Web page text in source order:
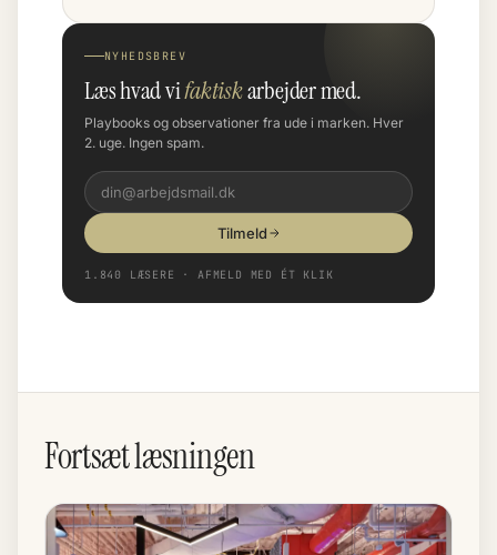
NYHEDSBREV
Læs hvad vifaktiskarbejder med.
Playbooks og observationer fra ude i marken. Hver
2. uge. Ingen spam.
Tilmeld
1.840 LÆSERE · AFMELD MED ÉT KLIK
Fortsæt læsningen